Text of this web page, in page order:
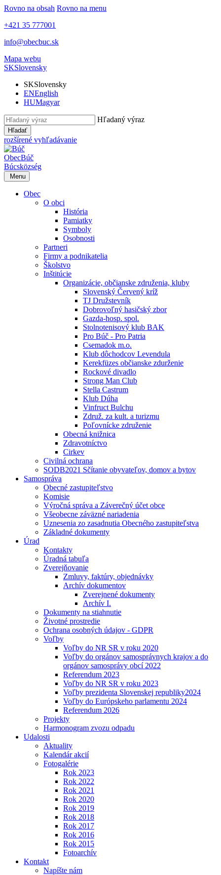
Rovno na obsah Rovno na menu
+421 35 777001
info@obecbuc.sk
Mapa webu
SKSlovensky
SKSlovensky
ENEnglish
HUMagyar
Hľadaný výraz
Hľadať
rozšírené vyhľadávanie
ObecBúč
Búcsközség
Menu
Obec
O obci
História
Pamiatky
Symboly
Osobnosti
Partneri
Firmy a podnikatelia
Školstvo
Inštitúcie
Organizácie, občianske združenia, kluby
Slovenský Červený kríž
TJ Družstevník
Dobrovoľný hasičský zbor
Gazda-hosp. spol.
Stolnotenisový klub BAK
Pro Búč - Pro Patria
Csemadok m.o.
Klub dôchodcov Levendula
Kerekfüzes občianske zdurženie
Rockové divadlo
Strong Man Club
Stella Castrum
Klub Dúha
Vinfruct Bulchu
Združ. za kult. a turizmu
Poľovnícke združenie
Obecná knižnica
Zdravotníctvo
Cirkev
Civilná ochrana
SODB2021 Sčítanie obyvateľov, domov a bytov
Samospráva
Obecné zastupiteľstvo
Komisie
Výročná správa a Záverečný účet obce
Všeobecne záväzné nariadenia
Uznesenia zo zasadnutia Obecného zastupiteľstva
Základné dokumenty
Úrad
Kontakty
Úradná tabuľa
Zverejňovanie
Zmluvy, faktúry, objednávky
Archív dokumentov
Zverejnené dokumenty
Archív I.
Dokumenty na stiahnutie
Životné prostredie
Ochrana osobných údajov - GDPR
Voľby
Voľby do NR SR v roku 2020
Voľby do orgánov samosprávnych krajov a do
orgánov samosprávy obcí 2022
Referendum 2023
Voľby do NR SR v roku 2023
Voľby prezidenta Slovenskej republiky2024
Voľby do Európskeho parlamentu 2024
Referendum 2026
Projekty
Harmonogram zvozu odpadu
Udalosti
Aktuality
Kalendár akcií
Fotogalérie
Rok 2023
Rok 2022
Rok 2021
Rok 2020
Rok 2019
Rok 2018
Rok 2017
Rok 2016
Rok 2015
Fotoarchív
Kontakt
Napíšte nám